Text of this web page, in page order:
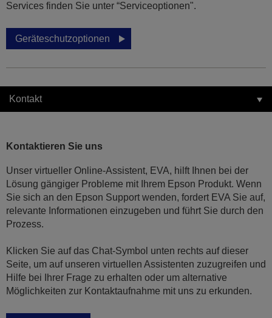
Services finden Sie unter “Serviceoptionen".
Geräteschutzoptionen
Kontakt
Kontaktieren Sie uns
Unser virtueller Online-Assistent, EVA, hilft Ihnen bei der
Lösung gängiger Probleme mit Ihrem Epson Produkt. Wenn
Sie sich an den Epson Support wenden, fordert EVA Sie auf,
relevante Informationen einzugeben und führt Sie durch den
Prozess.
Klicken Sie auf das Chat-Symbol unten rechts auf dieser
Seite, um auf unseren virtuellen Assistenten zuzugreifen und
Hilfe bei Ihrer Frage zu erhalten oder um alternative
Möglichkeiten zur Kontaktaufnahme mit uns zu erkunden.